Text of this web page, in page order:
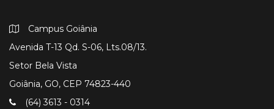
Campus Goiânia
Avenida T-13 Qd. S-06, Lts.08/13.
Setor Bela Vista
Goiânia, GO, CEP 74823-440
(64) 3613 - 0314